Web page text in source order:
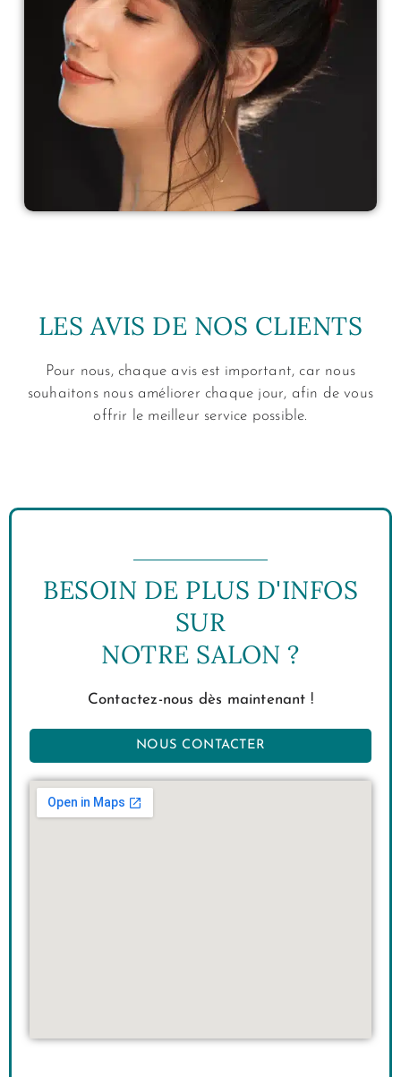
LES AVIS DE NOS CLIENTS
Pour nous, chaque avis est important, car nous
souhaitons nous améliorer chaque jour, afin de vous
offrir le meilleur service possible.
BESOIN DE PLUS D'INFOS
SUR
NOTRE SALON ?
Contactez-nous dès maintenant !
NOUS CONTACTER